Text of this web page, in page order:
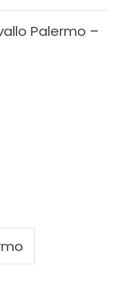
Palermo –